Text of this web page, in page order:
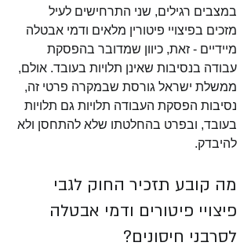
במצבים רגילים, שני התרחישים לעיל
מזכים בפיצויי פיטורין מלאים ודמי אבטלה
מיידיים - זאת, כיוון שמדובר בהפסקת
עבודה בנסיבות שאינן תלויות בעובד. אולם,
ממשלת ישראל גורסת שבמקרה פרטי זה,
נסיבות הפסקת העבודה תלויות גם תלויות
בעובד, ובפרט בהחלטתו שלא להתחסן ולא
להיבדק.
מה קובע תזכיר החוק לגבי
פיצויי פיטורים ודמי אבטלה
לסרבני חיסונים?